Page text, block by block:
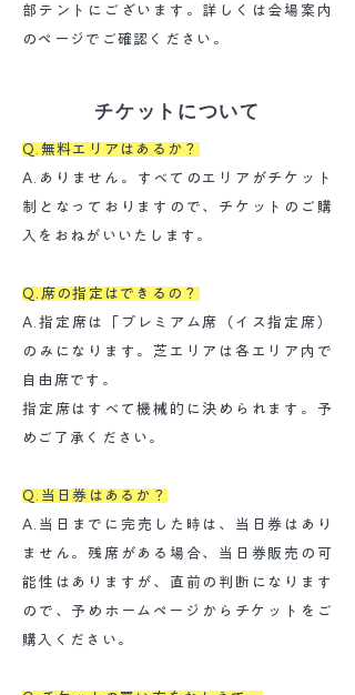
部テントにございます。詳しくは会場案内
のページでご確認ください。
チケットについて
Q.無料エリアはあるか？
A.ありません。すべてのエリアがチケット
制となっておりますので、チケットのご購
入をおねがいいたします。
Q.席の指定はできるの？
A.指定席は「プレミアム席（イス指定席）
のみになります。芝エリアは各エリア内で
自由席です。
指定席はすべて機械的に決められます。予
めご了承ください。
Q.当日券はあるか？
A.当日までに完売した時は、当日券はあり
ません。残席がある場合、当日券販売の可
能性はありますが、直前の判断になります
ので、予めホームページからチケットをご
購入ください。